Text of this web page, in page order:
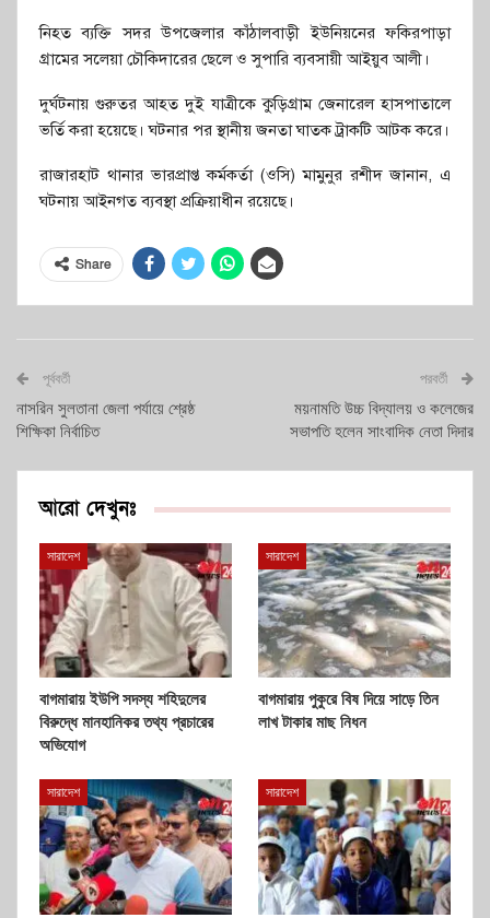
নিহত ব্যক্তি সদর উপজেলার কাঁঠালবাড়ী ইউনিয়নের ফকিরপাড়া
গ্রামের সলেয়া চৌকিদারের ছেলে ও সুপারি ব্যবসায়ী আইয়ুব আলী।
দুর্ঘটনায় গুরুতর আহত দুই যাত্রীকে কুড়িগ্রাম জেনারেল হাসপাতালে
ভর্তি করা হয়েছে। ঘটনার পর স্থানীয় জনতা ঘাতক ট্রাকটি আটক করে।
রাজারহাট থানার ভারপ্রাপ্ত কর্মকর্তা (ওসি) মামুনুর রশীদ জানান, এ
ঘটনায় আইনগত ব্যবস্থা প্রক্রিয়াধীন রয়েছে।
Share
পূর্ববর্তী
নাসরিন সুলতানা জেলা পর্যায়ে শ্রেষ্ঠ
শিক্ষিকা নির্বাচিত
পরবর্তী
ময়নামতি উচ্চ বিদ্যালয় ও কলেজের
সভাপতি হলেন সাংবাদিক নেতা দিদার
আরো দেখুনঃ
সারাদেশ
বাগমারায় ইউপি সদস্য শহিদুলের
বিরুদ্ধে মানহানিকর তথ্য প্রচারের
অভিযোগ
সারাদেশ
বাগমারায় পুকুরে বিষ দিয়ে সাড়ে তিন
লাখ টাকার মাছ নিধন
সারাদেশ সারাদেশ